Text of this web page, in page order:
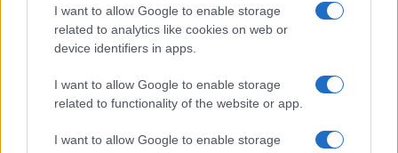
I want to allow Google to enable storage
related to analytics like cookies on web or
device identifiers in apps.
I want to allow Google to enable storage
related to functionality of the website or app.
I want to allow Google to enable storage
Atalanta pronta a annunciare Sarri mentre si
discute la risoluzione con Palladino